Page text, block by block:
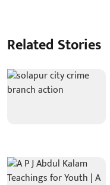
Related Stories